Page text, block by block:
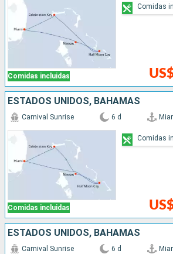
Comidas incluidas
Comidas
ESTADOS UNIDOS, BAHAMAS
Comidas incluidas
Carnival Sunrise 6 d
Comidas
ESTADOS UNIDOS, BAHAMAS
Carnival Sunrise 6 d